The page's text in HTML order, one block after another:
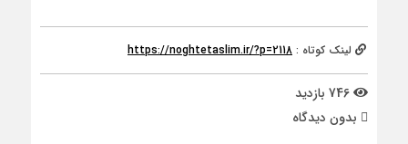
لینک کوتاه : https://noghtetaslim.ir/?p=2118
بدون دیدگاه